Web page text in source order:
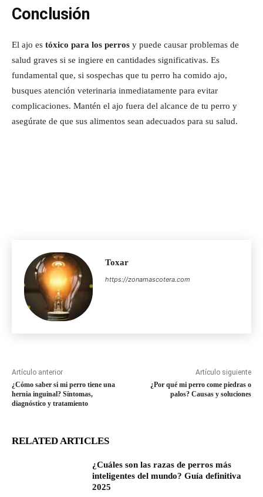
Conclusión
El ajo es tóxico para los perros y puede causar problemas de
salud graves si se ingiere en cantidades significativas. Es
fundamental que, si sospechas que tu perro ha comido ajo,
busques atención veterinaria inmediatamente para evitar
complicaciones. Mantén el ajo fuera del alcance de tu perro y
asegúrate de que sus alimentos sean adecuados para su salud.
Toxar
https://zonamascotera.com
Artículo anterior
¿Cómo saber si mi perro tiene una
hernia inguinal? Síntomas,
diagnóstico y tratamiento
Artículo siguiente
¿Por qué mi perro come piedras o
palos? Causas y soluciones
RELATED ARTICLES
¿Cuáles son las razas de perros más
inteligentes del mundo? Guía definitiva
2025